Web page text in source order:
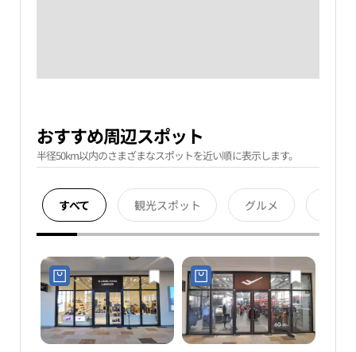
おすすめ周辺スポット
半径50km以内のさまざまなスポットを近い順に表示します。
すべて 観光スポット グルメ